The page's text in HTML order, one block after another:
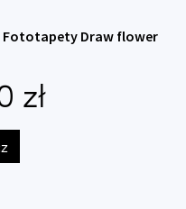
Fototapety Draw flower
zł